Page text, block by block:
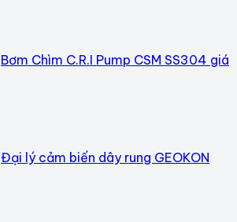
Bơm Chìm C.R.I Pump CSM SS304 giá
Đại lý cảm biến dây rung GEOKON